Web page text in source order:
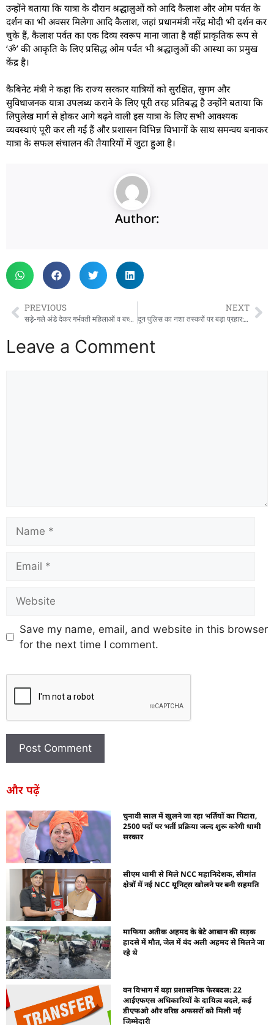
उन्होंने बताया कि यात्रा के दौरान श्रद्धालुओं को आदि कैलाश और ओम पर्वत के
दर्शन का भी अवसर मिलेगा आदि कैलाश, जहां प्रधानमंत्री नरेंद्र मोदी भी दर्शन कर
चुके हैं, कैलाश पर्वत का एक दिव्य स्वरूप माना जाता है वहीं प्राकृतिक रूप से
‘ॐ’ की आकृति के लिए प्रसिद्ध ओम पर्वत भी श्रद्धालुओं की आस्था का प्रमुख
केंद्र है।
कैबिनेट मंत्री ने कहा कि राज्य सरकार यात्रियों को सुरक्षित, सुगम और
सुविधाजनक यात्रा उपलब्ध कराने के लिए पूरी तरह प्रतिबद्ध है उन्होंने बताया कि
लिपुलेख मार्ग से होकर आगे बढ़ने वाली इस यात्रा के लिए सभी आवश्यक
व्यवस्थाएं पूरी कर ली गई हैं और प्रशासन विभिन्न विभागों के साथ समन्वय बनाकर
यात्रा के सफल संचालन की तैयारियों में जुटा हुआ है।
Author:
PREVIOUS
सड़े-गले अंडे देकर गर्भवती महिलाओं व बच्चों के जीवन से खिलवाड़, जन संघर्ष मोर्चा ने उठाया मामला
NEXT
दून पुलिस का नशा तस्करों पर बड़ा प्रहार: विकासनगर में 120 पेटी अवैध अंग्रेजी शराब बरामद, तीन तस्कर गिरफ्तार
Leave a Comment
Save my name, email, and website in this browser
for the next time I comment.
और पढ़ें
चुनावी साल में खुलने जा रहा भर्तियों का पिटारा,
2500 पदों पर भर्ती प्रक्रिया जल्द शुरू करेगी धामी
सरकार
सीएम धामी से मिले NCC महानिदेशक, सीमांत
क्षेत्रों में नई NCC यूनिट्स खोलने पर बनी सहमति
माफिया अतीक अहमद के बेटे आबान की सड़क
हादसे में मौत, जेल में बंद अली अहमद से मिलने जा
रहे थे
वन विभाग में बड़ा प्रशासनिक फेरबदल: 22
आईएफएस अधिकारियों के दायित्व बदले, कई
डीएफओ और वरिष्ठ अफसरों को मिली नई
जिम्मेदारी